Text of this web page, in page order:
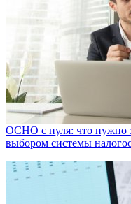
ОСНО с нуля: что нужно
выбором системы